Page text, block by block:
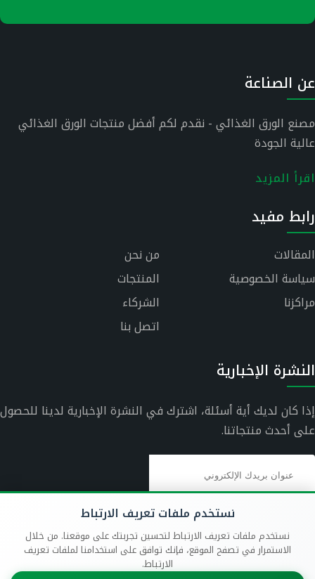
عن الصناعة
مصنع الورق الغذائي - نقدم لكم أفضل منتجات الورق الغذائي
عالية الجودة
اقرأ المزيد
رابط مفيد
من نحن
المقالات
المنتجات
سياسة الخصوصية
الشركاء
مراكزنا
اتصل بنا
النشرة الإخبارية
إذا كان لديك أية أسئلة، اشترك في النشرة الإخبارية لدينا للحصول
على أحدث منتجاتنا.
نستخدم ملفات تعريف الارتباط
نستخدم ملفات تعريف الارتباط لتحسين تجربتك على موقعنا. من خلال
الاستمرار في تصفح الموقع، فإنك توافق على استخدامنا لملفات تعريف
الارتباط.